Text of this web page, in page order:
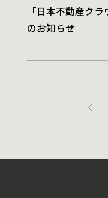
「日本不動産ク
のお知らせ
<